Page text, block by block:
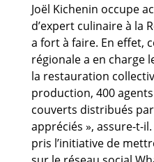
Joël Kichenin occupe
d’expert culinaire à la
a fort à faire. En effet,
régionale a en charge
la restauration
production, 400
couverts distribués
appréciés », assure-t-
pris l’initiative de